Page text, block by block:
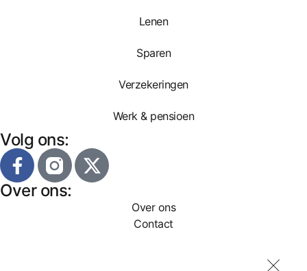
Lenen
Sparen
Verzekeringen
Werk & pensioen
Volg ons:
Over ons:
Over ons
Contact